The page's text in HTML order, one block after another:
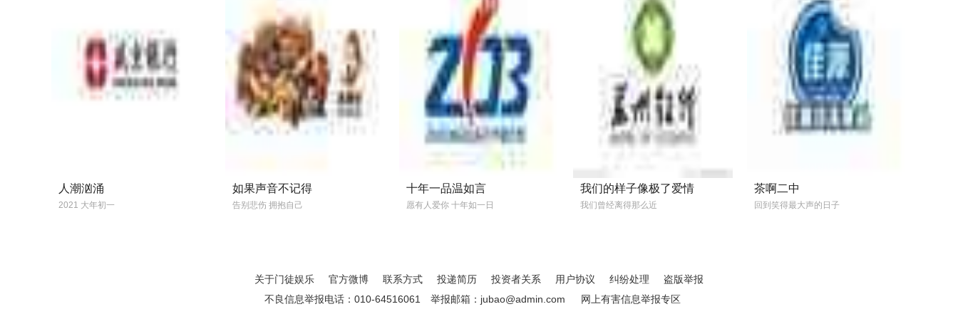
人潮汹涌
2021 大年初一
如果声音不记得
告别悲伤 拥抱自己
十年一品温如言
愿有人爱你 十年如一日
我们的样子像极了爱情
我们曾经离得那么近
茶啊二中
回到笑得最大声的日子
关于门徒娱乐 官方微博 联系方式 投递简历 投资者关系 用户协议 纠纷处理
盗版举报
不良信息举报电话：010-64516061
举报邮箱：jubao@admin.com 网上有害信息举报专区